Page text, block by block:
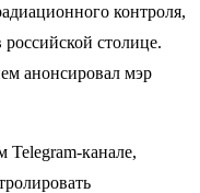
контроля,
российской столице.
анонсировал мэр
Telegram-канале,